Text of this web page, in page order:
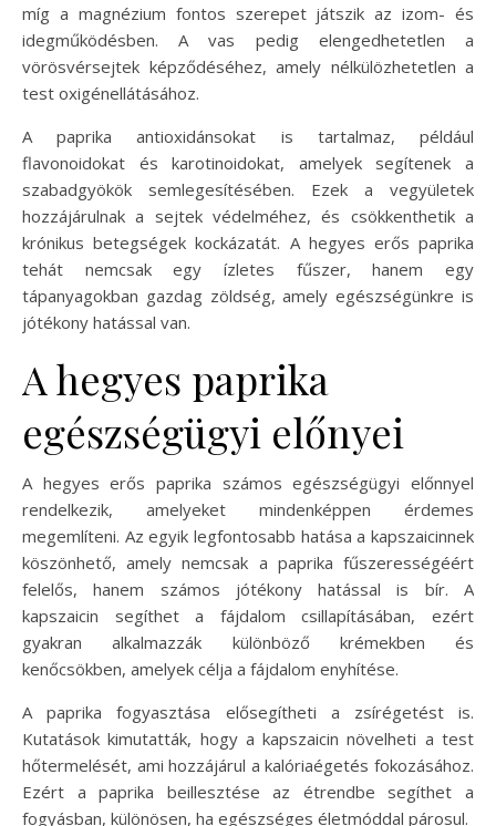
míg a magnézium fontos szerepet játszik az izom- és
idegműködésben. A vas pedig elengedhetetlen a
vörösvérsejtek képződéséhez, amely nélkülözhetetlen a
test oxigénellátásához.
A paprika antioxidánsokat is tartalmaz, például
flavonoidokat és karotinoidokat, amelyek segítenek a
szabadgyökök semlegesítésében. Ezek a vegyületek
hozzájárulnak a sejtek védelméhez, és csökkenthetik a
krónikus betegségek kockázatát. A hegyes erős paprika
tehát nemcsak egy ízletes fűszer, hanem egy
tápanyagokban gazdag zöldség, amely egészségünkre is
jótékony hatással van.
A hegyes paprika
egészségügyi előnyei
A hegyes erős paprika számos egészségügyi előnnyel
rendelkezik, amelyeket mindenképpen érdemes
megemlíteni. Az egyik legfontosabb hatása a kapszaicinnek
köszönhető, amely nemcsak a paprika fűszerességéért
felelős, hanem számos jótékony hatással is bír. A
kapszaicin segíthet a fájdalom csillapításában, ezért
gyakran alkalmazzák különböző krémekben és
kenőcsökben, amelyek célja a fájdalom enyhítése.
A paprika fogyasztása elősegítheti a zsírégetést is.
Kutatások kimutatták, hogy a kapszaicin növelheti a test
hőtermelését, ami hozzájárul a kalóriaégetés fokozásához.
Ezért a paprika beillesztése az étrendbe segíthet a
fogyásban, különösen, ha egészséges életmóddal párosul.